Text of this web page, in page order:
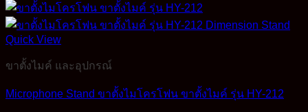
Quick View
ขาตั้งไมค์ และอุปกรณ์
Microphone Stand ขาตั้งไมโครโฟน ขาตั้งไมค์ รุ่น HY-212